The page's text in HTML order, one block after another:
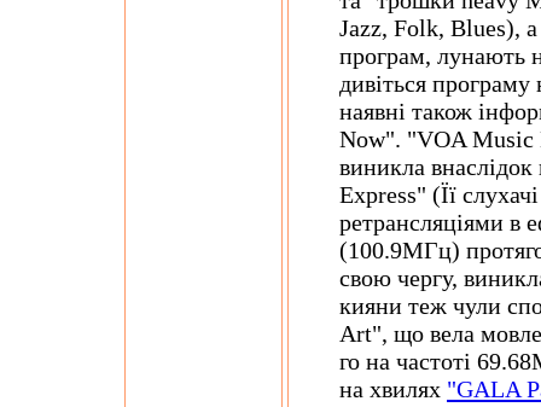
Jazz, Folk, Blues), а
програм, лунають
дивіться програму
наявні також
Now". "VOA Music
виникла внаслідок
Express" (Її
ретрансляціями в
(100.9МГц)
свою чергу,
кияни теж чули
Art", що вела
го на частоті
на хвилях "GALA